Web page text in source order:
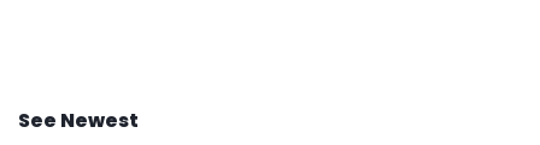
See Newest